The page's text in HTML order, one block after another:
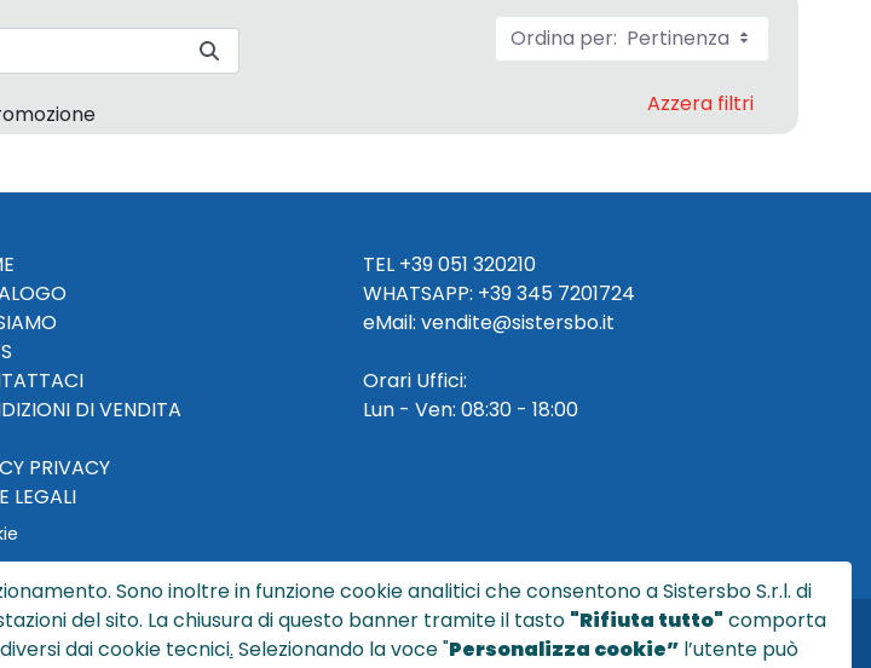
Ordina per: Pertinenza
Azzera filtri
DI VENDITA
PRIVACY
LEGALI
TEL +39 051 320210
WHATSAPP: +39345 7201724
eMail: vendite@sistersbo.it
Orari Uffici:
Lun - Ven: 08:30 - 18:00
S.r.l. - All rights reserved
429992 - PEC sisterssrl@legalmail.it
Sono inoltre in funzione cookie analitici che consentono a Sistersbo S.r.l. di
del sito. La chiusura di questo banner tramite il tasto "Rifiuta tutto" comporta
dai cookie tecnici. Selezionando la voce "Personalizza cookie”l’utente può